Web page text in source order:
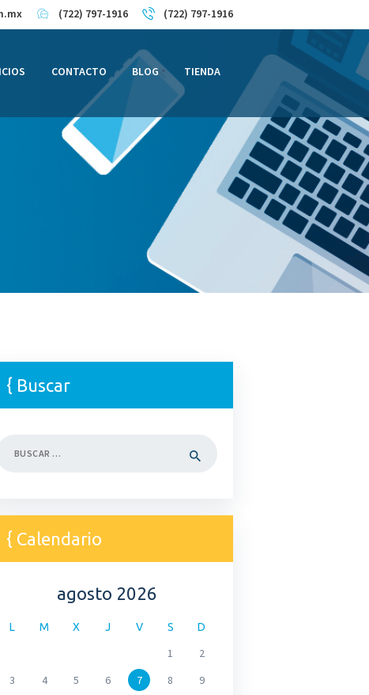
(722) 797-1916 (722) 797-1916
CONTACTO BLOG TIENDA
Buscar
Calendario
agosto 2026
L M X J V S D
1
2
3
4 5 6 7 8
9